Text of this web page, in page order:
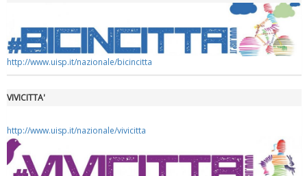
Tiziano Pesce a Radio InBlu2000 traccia il bilancio della stagione
http://www.uisp.it/nazionale/bicincitta
VIVICITTA'
http://www.uisp.it/nazionale/vivicitta